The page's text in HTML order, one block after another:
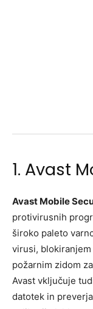
1. Avast
Avast Mobile
protivirusnih
široko paleto
virusi,
požarnim zidom
Avast vključuje
datotek in